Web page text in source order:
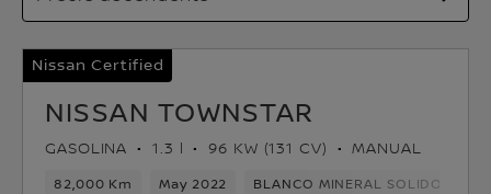
Nissan Certified
NISSAN TOWNSTAR
GASOLINA 1.3 l 96 KW (131 CV) MANUAL
82,000 Km May 2022 BLANCO MINERAL SOLIDO